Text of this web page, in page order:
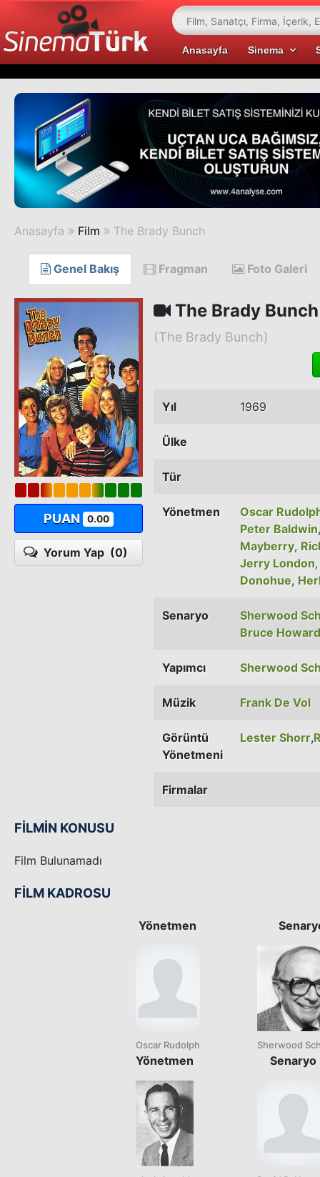
Anasayfa Sinema
Anasayfa Film The Brady Bunch
Genel Bakış Fragman Foto Galeri
PUAN 0.00
Yorum Yap (0)
The Brady Bunch
(The Brady Bunch)
Yıl 1969
Ülke
Tür
Yönetmen
Oscar
Peter Baldwin
Mayberry,
Jerry London
Donohue,
Senaryo
Sherwood
Bruce Howard
Yapımcı Sherwood
Müzik Frank De Vol
Görüntü
Yönetmeni
Lester Shorr,
Firmalar
FİLMİN KONUSU
Film Bulunamadı
FİLM KADROSU
Yönetmen
Oscar Rudolph
Yönetmen
Sherwood
Senaryo